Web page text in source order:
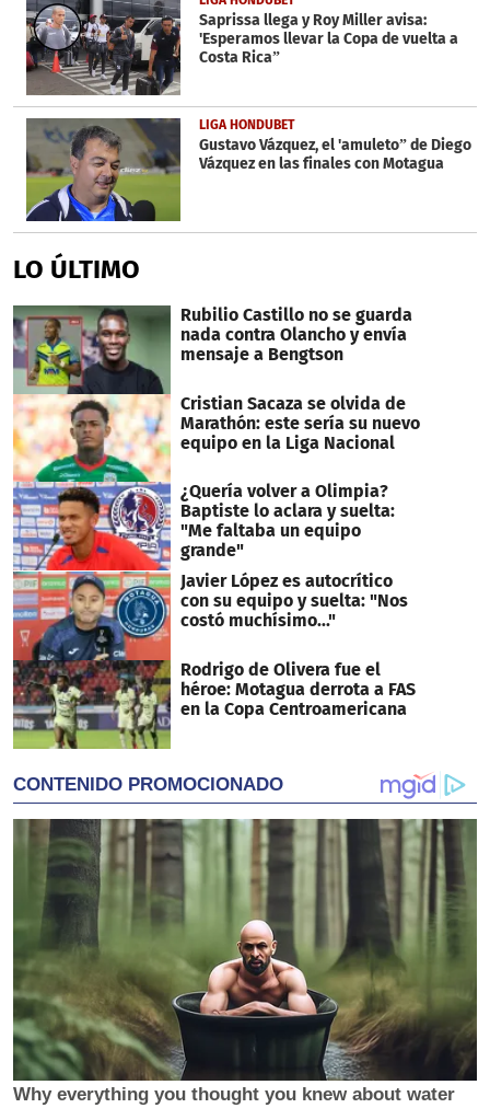
Saprissa llega y Roy Miller avisa:
'Esperamos llevar la Copa de vuelta a
Costa Rica”
LIGA HONDUBET
Gustavo Vázquez, el 'amuleto” de Diego
Vázquez en las finales con Motagua
LO ÚLTIMO
Rubilio Castillo no se guarda
nada contra Olancho y envía
mensaje a Bengtson
Cristian Sacaza se olvida de
Marathón: este sería su nuevo
equipo en la Liga Nacional
¿Quería volver a Olimpia?
Baptiste lo aclara y suelta:
"Me faltaba un equipo
grande"
Javier López es autocrítico
con su equipo y suelta: "Nos
costó muchísimo..."
Rodrigo de Olivera fue el
héroe: Motagua derrota a FAS
en la Copa Centroamericana